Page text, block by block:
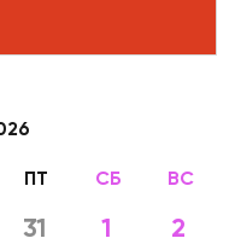
ПТ СБ ВС
31 1
2